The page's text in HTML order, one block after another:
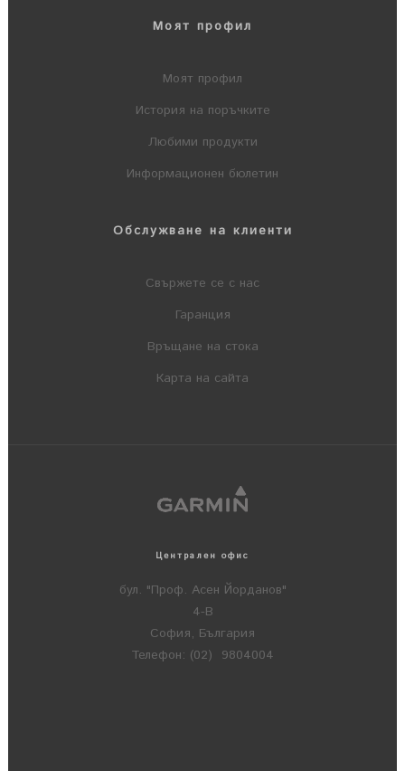
Моят профил
Моят профил
История на поръчките
Любими продукти
Информационен бюлетин
Обслужване на клиенти
Свържете се с нас
Гаранция
Връщане на стока
Карта на сайта
Централен офис
бул. "Проф. Асен Йорданов"
4-В
София, България
Телефон: (02) 9804004